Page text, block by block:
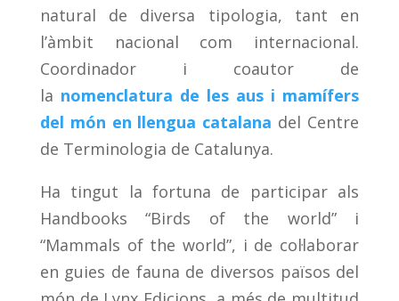
natural de diversa tipologia, tant en
l’àmbit nacional com internacional.
Coordinador i coautor de
la nomenclatura de les aus i mamífers
del món en llengua catalana del Centre
de Terminologia de Catalunya.
Ha tingut la fortuna de participar als
Handbooks “Birds of the world” i
“Mammals of the world”, i de col·laborar
en guies de fauna de diversos països del